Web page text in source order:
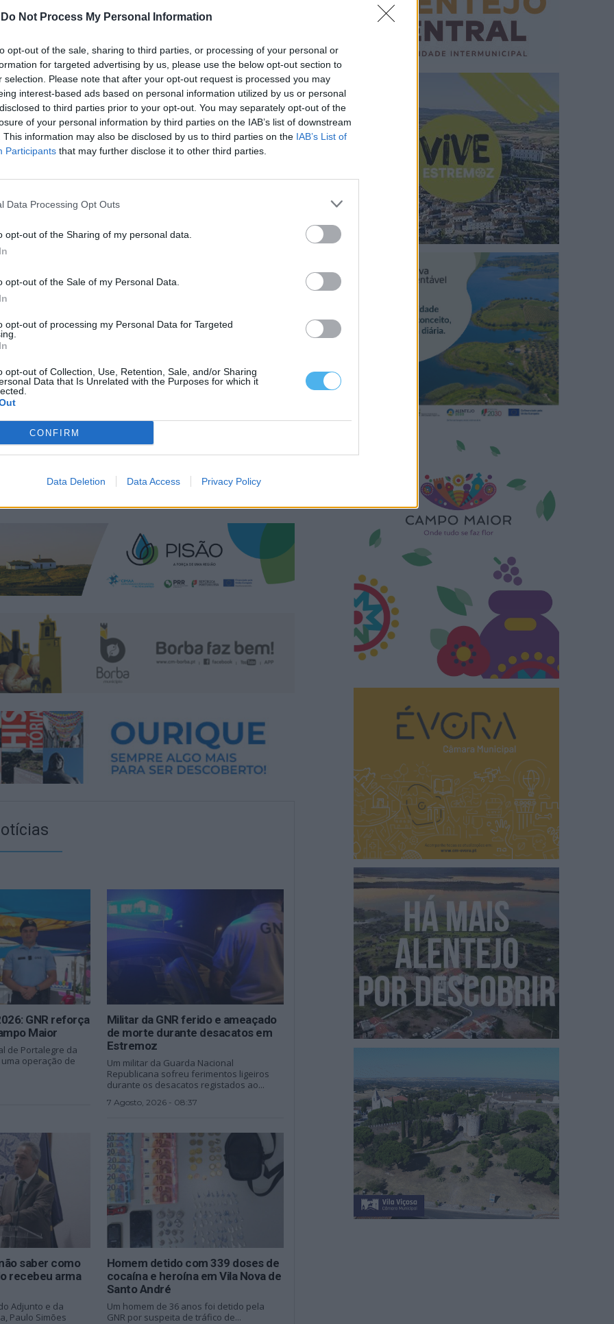
Do Not Process My Personal Information
opt-out of the sale, sharing to third parties, or processing of your personal or
for targeted advertising by us, please use the below opt-out section to
selection. Please note that after your opt-out request is processed you may
interest-based ads based on personal information utilized by us or personal
to third parties prior to your opt-out. You may separately opt-out of the
of your personal information by third parties on the IAB’s list of downstream
This information may also be disclosed by us to third parties on the IAB’s List of
Participants that may further disclose it to other third parties.
Data Processing Opt Outs
opt-out of the Sharing of my personal data.
opt-out of the Sale of my Personal Data.
opt-out of processing my Personal Data for Targeted
opt-out of Collection, Use, Retention, Sale, and/or Sharing
Data that Is Unrelated with the Purposes for which it
CONFIRM
Data Deletion Data Access Privacy Policy
que estas ações constituem contraordenações
relevantes na flora ou em habitats protegidos,
Entre as opções sugeridas estão
ou peças reaproveitadas de anos anteriores.
e do Ambiente, desenvolve ações de
a importância do cumprimento da lei e da
proteção dos ecossistemas é uma
GNR reforça
Maior
de Portalegre da
operação de
Militar da GNR ferido e ameaçado
de morte durante desacatos em
Estremoz
Um militar da Guarda Nacional
Republicana sofreu ferimentos ligeiros
durante os desacatos registados ao...
7 Agosto, 2026 - 08:37
saber como
recebeu arma
Adjunto e da
Paulo Simões
Homem detido com 339 doses de
cocaína e heroína em Vila Nova de
Santo André
Um homem de 36 anos foi detido pela
GNR por suspeita de tráfico de...